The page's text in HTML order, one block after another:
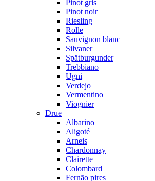
Pinot gris
Pinot noir
Riesling
Rolle
Sauvignon blanc
Silvaner
Spätburgunder
Trebbiano
Ugni
Verdejo
Vermentino
Viognier
Drue
Albarino
Aligoté
Arneis
Chardonnay
Clairette
Colombard
Fernão pires